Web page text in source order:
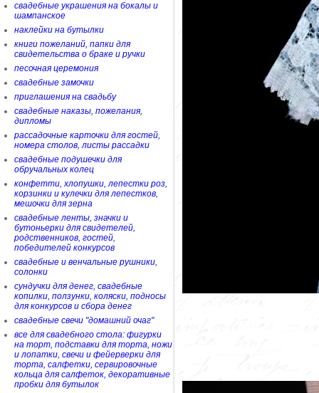
свадебные украшения на бокалы и
шампанское
наклейки на бутылки
книги пожеланий, папки для
свидетельства о браке и ручки
песочная церемония
свадебные замочки
приглашения на свадьбу
свадебные наказы, пожелания,
дипломы
рассадочные карточки для гостей,
номера столов, листы рассадки
свадебные подушечки для
обручальных колец
конфетти, хлопушки, лепестки роз,
корзинки и кулечки для лепестков,
мешочки для зерна
свадебные ленты, значки и
бутоньерки для свидетелей,
родственников, гостей,
победителей конкурсов
свадебные и венчальные рушники,
солонки
сундучки для денег, свадебные
копилки, ползунки, коляски, подносы
для конкурсов и сбора денег
свадебные свечи "домашний очаг"
все для свадебного стола: фигурки
на торт, подставки для торта, ножи
и лопатки, свечи и фейерверки для
торта, салфетки, сервировочные
кольца для салфеток, декоративные
пробки для бутылок